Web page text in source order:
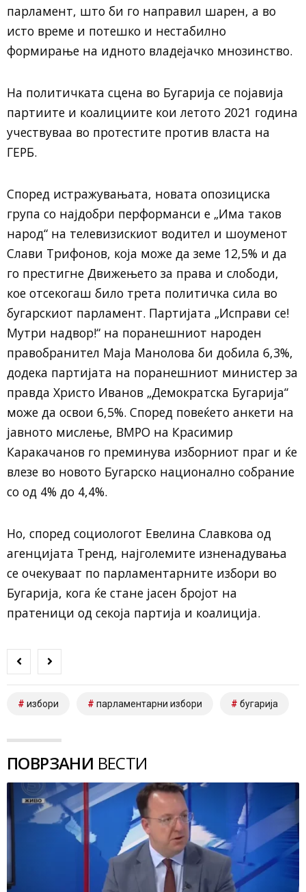
парламент, што би го направил шарен, а во
исто време и потешко и нестабилно
формирање на идното владејачко мнозинство.
На политичката сцена во Бугарија се појавија
партиите и коалициите кои летото 2021 година
учествуваа во протестите против власта на
ГЕРБ.
Според истражувањата, новата опозициска
група со најдобри перформанси е „Има таков
народ“ на телевизискиот водител и шоуменот
Слави Трифонов, која може да земе 12,5% и да
го престигне Движењето за права и слободи,
кое отсекогаш било трета политичка сила во
бугарскиот парламент. Партијата „Исправи се!
Мутри надвор!“ на поранешниот народен
правобранител Маја Манолова би добила 6,3%,
додека партијата на поранешниот министер за
правда Христо Иванов „Демократска Бугарија“
може да освои 6,5%. Според повеќето анкети на
јавното мислење, ВМРО на Красимир
Каракачанов го преминува изборниот праг и ќе
влезе во новото Бугарско национално собрание
со од 4% до 4,4%.
Но, според социологот Евелина Славкова од
агенцијата Тренд, најголемите изненадувања
се очекуваат по парламентарните избори во
Бугарија, кога ќе стане јасен бројот на
пратеници од секоја партија и коалиција.
избори парламентарни избори бугарија
ПОВРЗАНИ ВЕСТИ